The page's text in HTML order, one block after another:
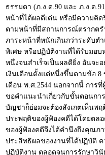
ธรรมดา (ภ.ง.ด.90 และ ภ.ง.ด
หน้าที่ได้ผลดีเด่น หรือมีความคิด
ตามหน้าที่มีสถานการณ์ตรากตร
ภาระหน้าที่หนักเกินกว่าระดับต
พิเศษ หรือปฏิบัติงานที่ได้รับมอบ
หนึ่งจนสำเร็จเป็นผลดียิ่ง อันจะ
เงินเดือนตั้งแต่หนึ่งขึ้นตามข้อ 8
เดือน พ.ศ.2544 นอกจากนี้ การ
ขอคำแนะนำเกี่ยวกับขั้นตอนกา
บัญชาก็ย่อมจะต้องสังเกตเห็นพ
ประพฤติของผู้ฟ้องคดีได้โดยตล
ของผู้ฟ้องคดีจึงได้คำนึงถึงคุณ
ประสิทธิผลของงานที่ได้ปฏิบัติ
ปฏิบัติงาน ตลอดจนการรักษาวิ